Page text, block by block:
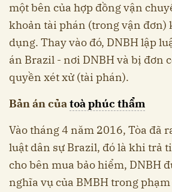
một bên của hợp đồng vận
khoản tài phán (trong vận đơn)
dụng. Thay vào đó, DNBH lập
án Brazil - nơi DNBH và bị đơn
quyền xét xử (tài phán).
Bản án củatoà phúc thẩm
Vào tháng 4 năm 2016, Tòa đã
luật dân sự Brazil, đó là khi trả
cho bên mua bảo hiểm, DNBH
nghĩa vụ của BMBH trong